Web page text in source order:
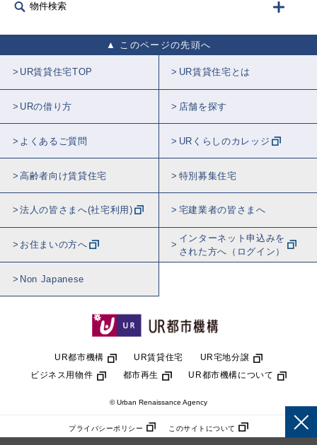
物件検索
このページの先頭へ
UR賃貸住宅TOP UR賃貸住宅とは
URの借り方 店舗を探す
よくあるご質問 URくらしのカレッジ
高齢者向け賃貸住宅 特別募集住宅
法人の皆さまへ(社宅利用) 宅建業者の皆さまへ
お住まいの方へ
インターネット申込みを
された方へ（ログイン）
Non Japanese
UR都市機構 UR賃貸住宅
UR宅地分譲
ビジネス用物件
都市再生 UR都市機構について
© Urban Renaissance Agency
プライバシーポリシー このサイトについて